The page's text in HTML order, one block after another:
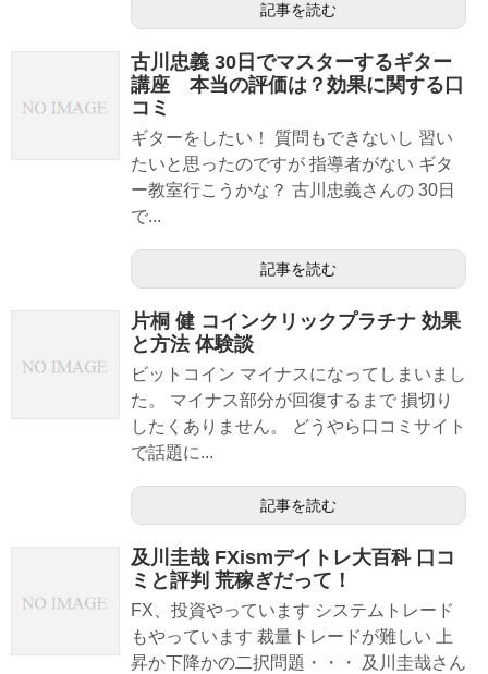
記事を読む
古川忠義 30日でマスターするギター
講座 本当の評価は？効果に関する口
コミ
ギターをしたい！ 質問もできないし 習い
たいと思ったのですが 指導者がない ギタ
ー教室行こうかな？ 古川忠義さんの 30日
で...
記事を読む
片桐 健 コインクリックプラチナ 効果
と方法 体験談
ビットコイン マイナスになってしまいまし
た。 マイナス部分が回復するまで 損切り
したくありません。 どうやら口コミサイト
で話題に...
記事を読む
及川圭哉 FXismデイトレ大百科 口コ
ミと評判 荒稼ぎだって！
FX、投資やっています システムトレード
もやっています 裁量トレードが難しい 上
昇か下降かの二択問題・・・ 及川圭哉さん